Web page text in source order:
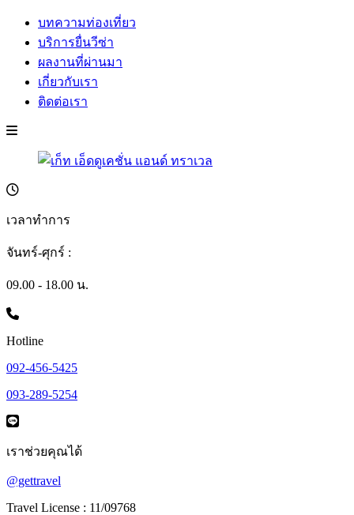
บทความท่องเที่ยว
บริการยื่นวีซ่า
ผลงานที่ผ่านมา
เกี่ยวกับเรา
ติดต่อเรา
เวลาทำการ
จันทร์-ศุกร์ :
09.00 - 18.00 น.
Hotline
092-456-5425
093-289-5254
เราช่วยคุณได้
@gettravel
Travel License : 11/09768